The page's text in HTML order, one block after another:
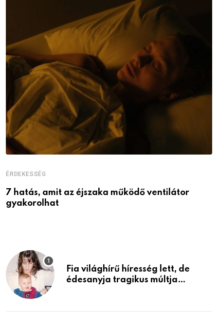
ÉRDEKESSÉG
7 hatás, amit az éjszaka működő ventilátor
gyakorolhat
Fia világhírű híresség lett, de
édesanyja tragikus múltja